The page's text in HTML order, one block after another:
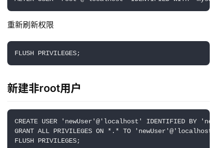
重新刷新权限
FLUSH PRIVILEGES;
新建非root用户
CREATE USER 'newUser'@'localhost' IDENTIFIED BY
GRANT ALL PRIVILEGES ON *.* TO
FLUSH PRIVILEGES;